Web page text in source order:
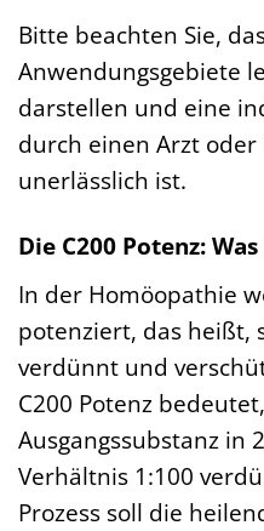
Bitte beachten Sie,
Anwendungsgebiete
darstellen und eine
durch einen Arzt
unerlässlich ist.
Die C200 Potenz:
In der Homöopathie
potenziert, das heißt,
verdünnt und
C200 Potenz
Ausgangssubstanz in
Verhältnis 1:100
Prozess soll die